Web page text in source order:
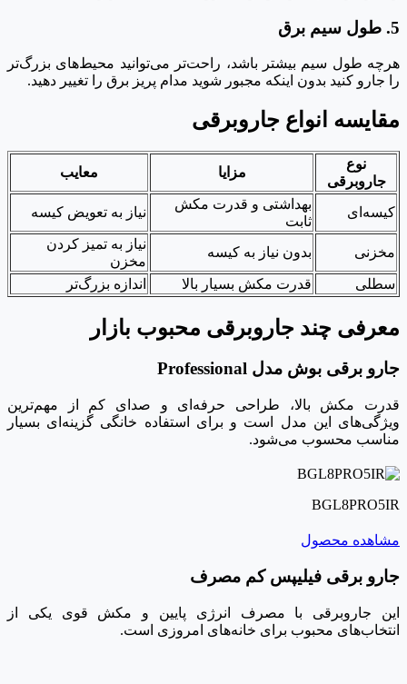
5. طول سیم برق
هرچه طول سیم بیشتر باشد، راحت‌تر می‌توانید محیط‌های بزرگ‌تر
را جارو کنید بدون اینکه مجبور شوید مدام پریز برق را تغییر دهید.
مقایسه انواع جاروبرقی
نوع
جاروبرقی
مزایا معایب
کیسه‌ای
بهداشتی و قدرت مکش
ثابت
نیاز به تعویض کیسه
مخزنی بدون نیاز به کیسه
نیاز به تمیز کردن
مخزن
سطلی
قدرت مکش بسیار بالا اندازه بزرگ‌تر
معرفی چند جاروبرقی محبوب بازار
جارو برقی بوش مدل Professional
قدرت مکش بالا، طراحی حرفه‌ای و صدای کم از مهم‌ترین
ویژگی‌های این مدل است و برای استفاده خانگی گزینه‌ای بسیار
مناسب محسوب می‌شود.
BGL8PRO5IR
مشاهده محصول
جارو برقی فیلیپس کم مصرف
این جاروبرقی با مصرف انرژی پایین و مکش قوی یکی از
انتخاب‌های محبوب برای خانه‌های امروزی است.